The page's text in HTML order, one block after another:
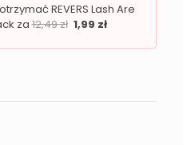
REVERS Lash Are
za12,49zł 1,99 zł